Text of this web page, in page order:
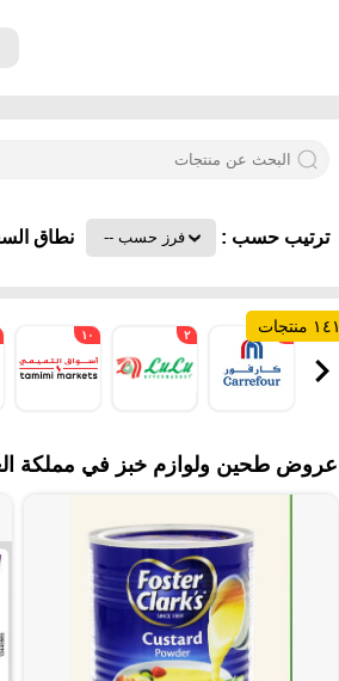
ترتيب حسب : نطاق
١٤١ منتجات ٢ ٢ ١٠
عروض طحين ولوازم خبز في مملكة